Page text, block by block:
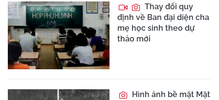
Thay đổi quy
định về Ban đại diện cha
mẹ học sinh theo dự
thảo mới
Hình ảnh bề mặt Mặt